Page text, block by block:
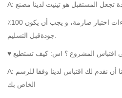
A: تجعل المستقبل هو تينيت لدينا مصنع
اختبار صارمة، و
يجب أن يكون 100٪
جودةقبل التسليم.
♥ س: كيف تستطيعI اقتباس المشروع ؟
A:
الخاص بك